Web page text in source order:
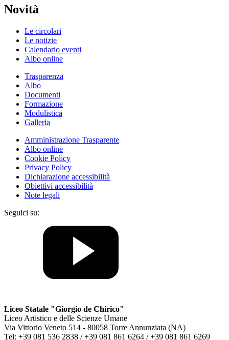
Novità
Le circolari
Le notizie
Calendario eventi
Albo online
Trasparenza
Albo
Documenti
Formazione
Modulistica
Galleria
Amministrazione Trasparente
Albo online
Cookie Policy
Privacy Policy
Dichiarazione accessibilità
Obiettivi accessibilità
Note legali
Seguici su:
Liceo Statale "Giorgio de Chirico"
Liceo Artistico e delle Scienze Umane
Via Vittorio Veneto 514 - 80058 Torre Annunziata (NA)
Tel: +39 081 536 2838 / +39 081 861 6264 / +39 081 861 6269